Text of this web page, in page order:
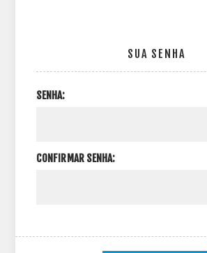
SUA SENHA
SENHA:
CONFIRMAR SENHA: